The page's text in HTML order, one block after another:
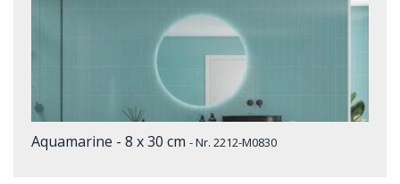
Aquamarine - 8 x 30 cm - Nr. 2212-M0830